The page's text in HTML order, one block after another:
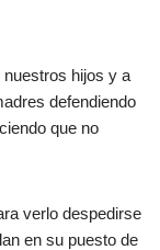
nuestros hijos y a
defendiendo
que no
verlo despedirse
en su puesto de